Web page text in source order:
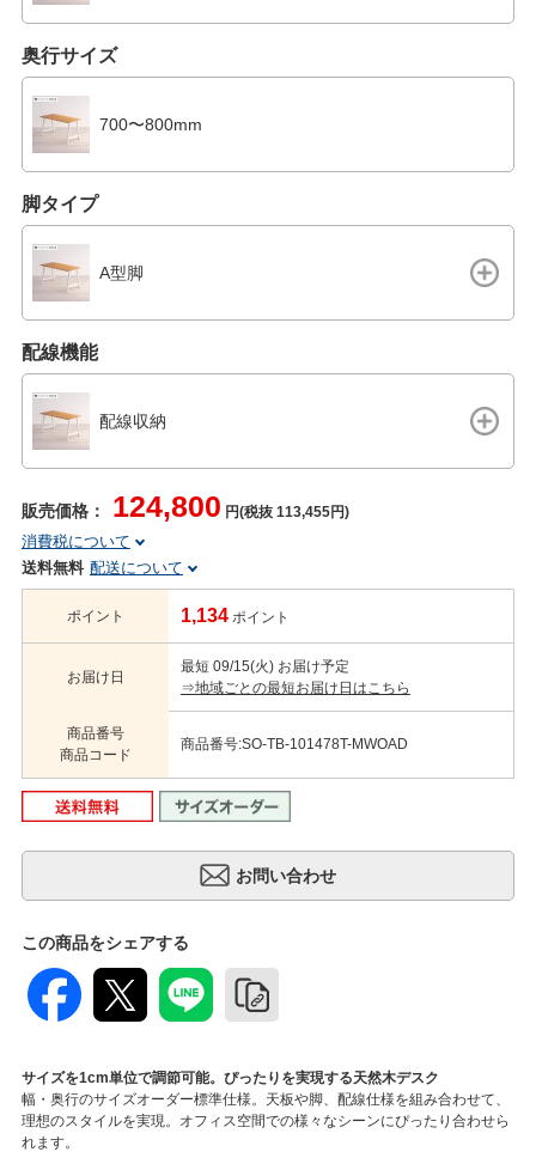
奥行サイズ
700〜800mm
脚タイプ
A型脚
配線機能
配線収納
販売価格： 124,800 円(税抜 113,455円)
消費税について
送料無料 配送について
ポイント 1,134 ポイント
お届け日
最短 09/15(火) お届け予定
⇒地域ごとの最短お届け日はこちら
商品番号
商品コード
商品番号:SO-TB-101478T-MWOAD
この商品をシェアする
サイズを1cm単位で調節可能。ぴったりを実現する天然木デスク
幅・奥行のサイズオーダー標準仕様。天板や脚、配線仕様を組み合わせて、
理想のスタイルを実現。オフィス空間での様々なシーンにぴったり合わせら
れます。